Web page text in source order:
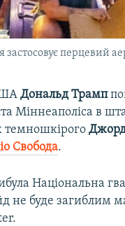
застосовує перцевий
Дональд Трамп
Міннеаполіса в
темношкірого
Свобода.
Національна
не буде загиблим